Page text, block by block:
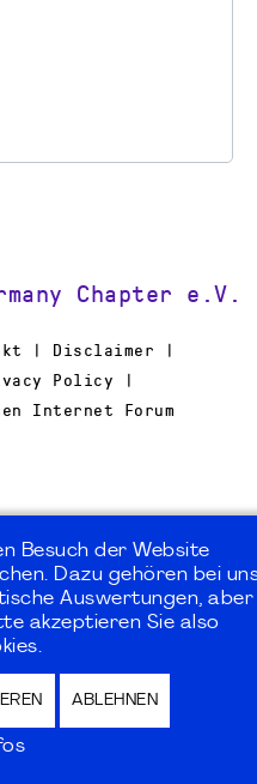
Chapter e.V.
| Disclaimer |
Policy |
Internet Forum
Besuch der Website
Dazu gehören bei
Auswertungen, aber
akzeptieren Sie also
ABLEHNEN